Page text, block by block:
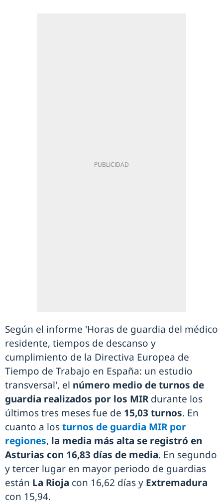
Según el informe 'Horas de guardia del médico
residente, tiempos de descanso y
cumplimiento de la Directiva Europea de
Tiempo de Trabajo en España: un estudio
transversal', el número medio de turnos de
guardia realizados por los MIRdurante los
últimos tres meses fue de 15,03 turnos. En
cuanto a losturnos de guardia MIR por
regiones, la media más alta se registró en
Asturias con 16,83 días de media. En segundo
y tercer lugar en mayor periodo de guardias
están La Rioja con 16,62 días y Extremadura
con 15,94.